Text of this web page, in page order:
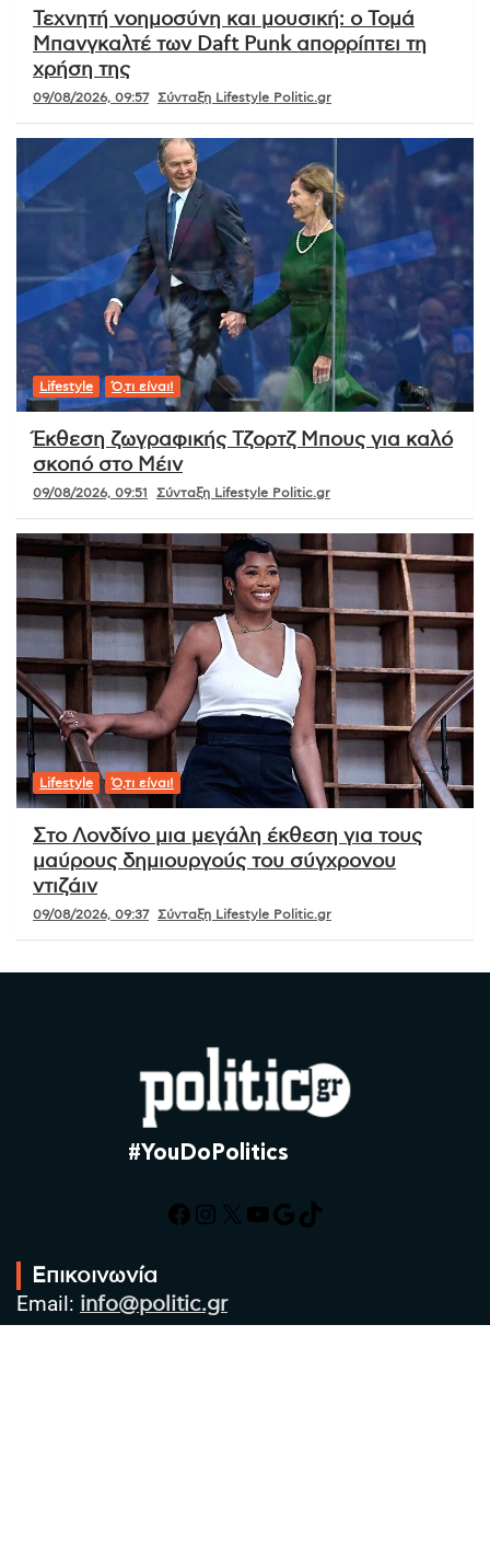
Τεχνητή νοημοσύνη και μουσική: ο Τομά
Μπανγκαλτέ των Daft Punk απορρίπτει τη
χρήση της
09/08/2026, 09:57 Σύνταξη Lifestyle Politic.gr
Lifestyle Ό,τι είναι!
Έκθεση ζωγραφικής Τζορτζ Μπους για καλό
σκοπό στο Μέιν
09/08/2026, 09:51 Σύνταξη Lifestyle Politic.gr
Lifestyle Ό,τι είναι!
Στο Λονδίνο μια μεγάλη έκθεση για τους
μαύρους δημιουργούς του σύγχρονου
ντιζάιν
09/08/2026, 09:37 Σύνταξη Lifestyle Politic.gr
#YouDoPolitics
Facebook
Instagram
X YouTube
Google
TikTok
Επικοινωνία
Email: info@politic.gr
Τηλ: